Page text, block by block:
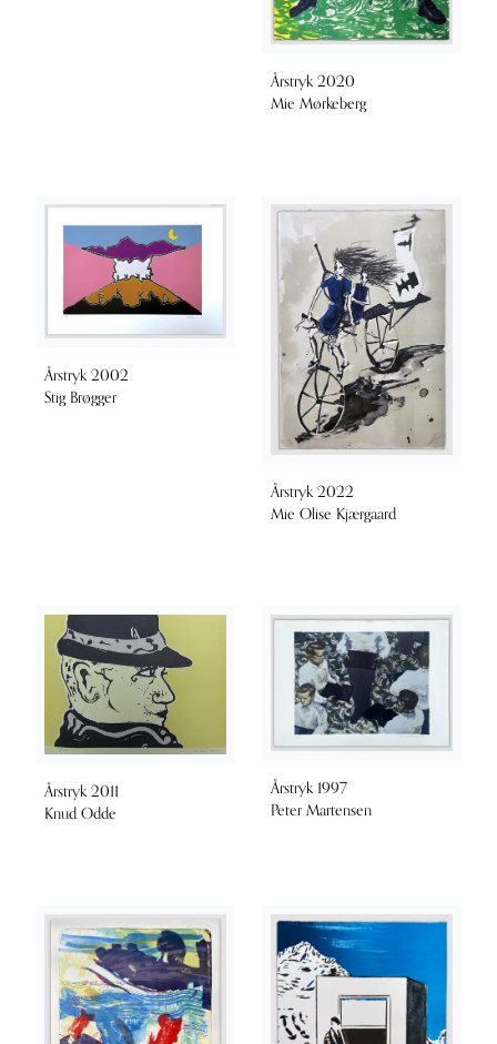
Årstryk 2020
Mie Mørkeberg
Årstryk 2002
Stig Brøgger
Årstryk 2022
Mie Olise Kjærgaard
Årstryk 2011
Knud Odde
Årstryk 1997
Peter Martensen